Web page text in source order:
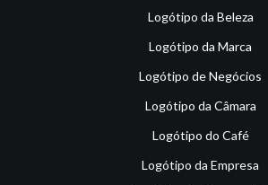
Logótipo da Beleza
Logótipo da Marca
Logótipo de Negócios
Logótipo da Câmara
Logótipo do Café
Logótipo da Empresa